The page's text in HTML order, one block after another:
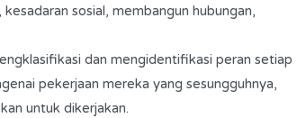
sosial, membangun hubungan,
dan mengidentifikasi peran setiap
pekerjaan mereka yang sesungguhnya,
untuk dikerjakan.